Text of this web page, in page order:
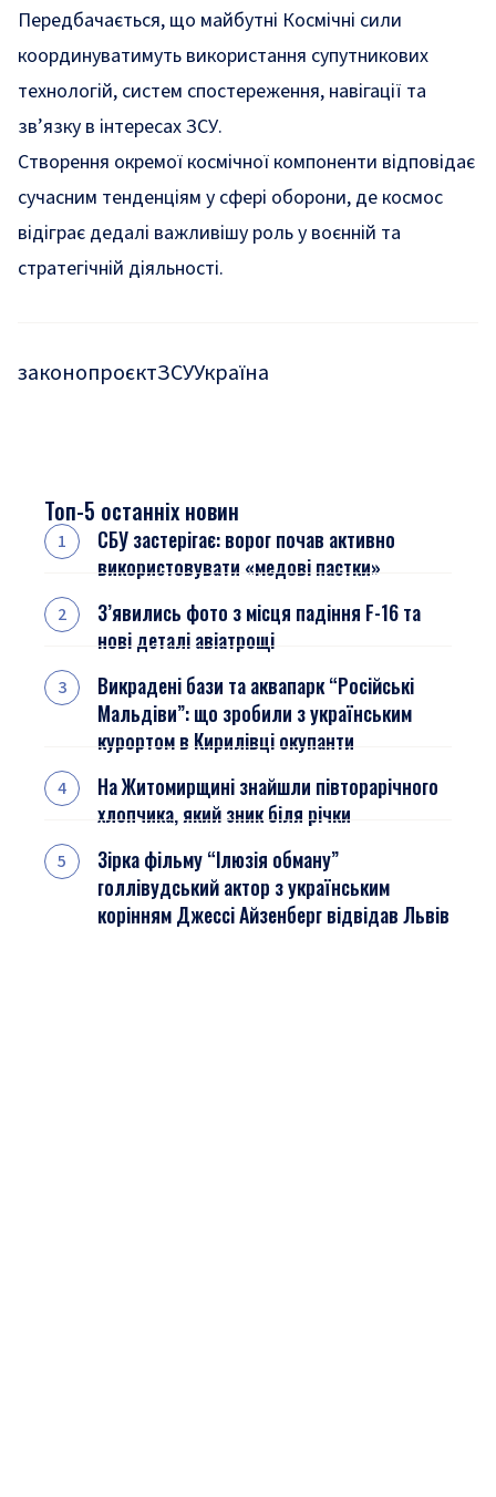
Передбачається, що майбутні Космічні сили
координуватимуть використання супутникових
технологій, систем спостереження, навігації та
зв’язку в інтересах ЗСУ.
Створення окремої космічної компоненти відповідає
сучасним тенденціям у сфері оборони, де космос
відіграє дедалі важливішу роль у воєнній та
стратегічній діяльності.
законопроєктЗСУУкраїна
Топ-5 останніх новин
СБУ застерігає: ворог почав активно
використовувати «медові пастки»
З’явились фото з місця падіння F-16 та
нові деталі авіатрощі
Викрадені бази та аквапарк “Російські
Мальдіви”: що зробили з українським
курортом в Кирилівці окупанти
На Житомирщині знайшли півторарічного
хлопчика, який зник біля річки
Зірка фільму “Ілюзія обману”
голлівудський актор з українським
корінням Джессі Айзенберг відвідав Львів